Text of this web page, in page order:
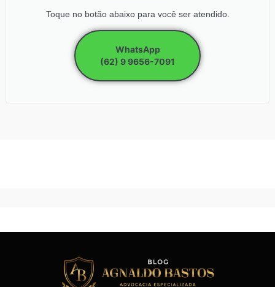
Toque no botão abaixo para você ser atendido.
WhatsApp
(62) 9 9656-7091